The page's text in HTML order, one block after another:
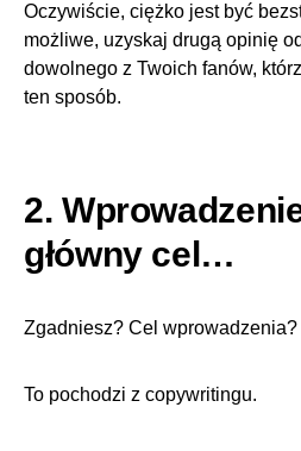
Oczywiście, ciężko jest być
możliwe, uzyskaj drugą opinię
dowolnego z Twoich fanów,
ten sposób.
2.
główny cel…
Zgadniesz? Cel wprowadzenia?
To pochodzi z copywritingu.